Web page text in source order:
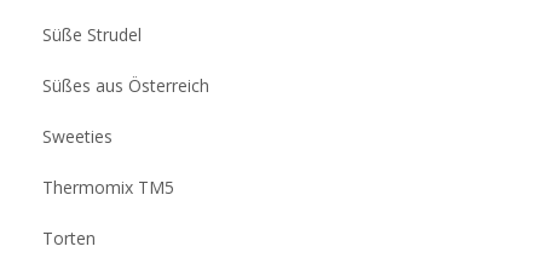
Süße Strudel
Süßes aus Österreich
Sweeties
Thermomix TM5
Torten